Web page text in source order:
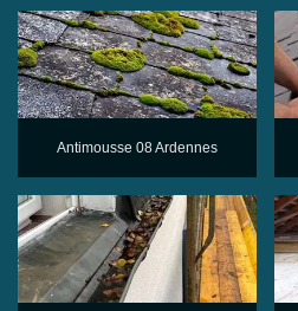
Antimousse 08 Ardennes